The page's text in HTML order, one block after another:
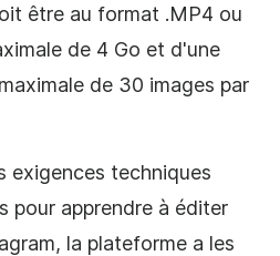
être au format .MP4 ou
de 4 Go et d'une
de 30 images par
exigences techniques
pour apprendre à éditer
, la plateforme a les